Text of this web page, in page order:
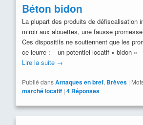
Béton bidon
La plupart des produits de défiscalisation
miroir aux alouettes, une fausse
Ces dispositifs ne soutiennent que les
ce leurre : – un potentiel locatif « bidon »
Lire la suite →
Publié dansArnaques en bref, Brèves |
marché locatif | 4Réponses